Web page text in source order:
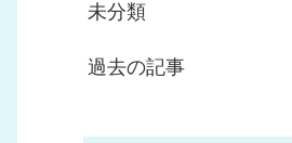
未分類
過去の記事